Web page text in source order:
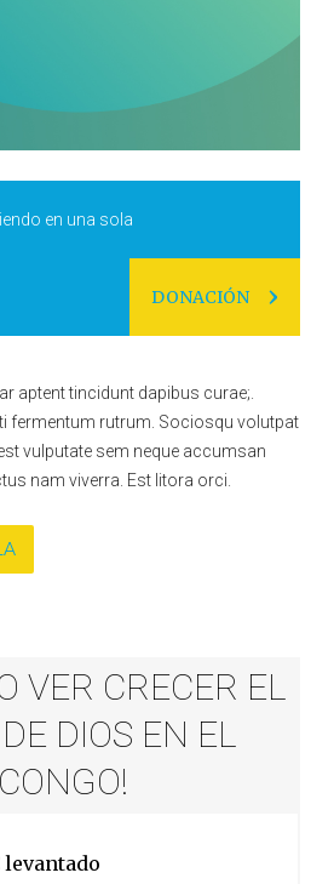
en una sola
DONACIÓN
aptent tincidunt dapibus curae;.
fermentum rutrum. Sociosqu volutpat
vulputate sem neque accumsan
nam viverra. Est litora orci.
VER CRECER EL
DIOS EN EL
CONGO!
levantado